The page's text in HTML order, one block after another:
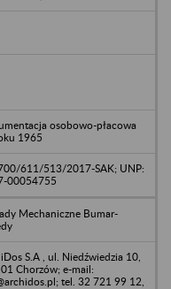
osobowo-płacowa
1965
611/513/2017-SAK; UNP:
00054755
Mechaniczne Bumar-
S.A , ul. Niedźwiedzia 10,
Chorzów; e-mail:
tel. 32 721 99 12,